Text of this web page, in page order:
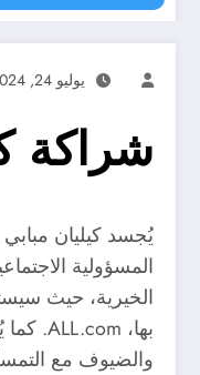
يوليو 24, 2024
شراكة